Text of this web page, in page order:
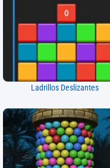
Ladrillos Deslizantes